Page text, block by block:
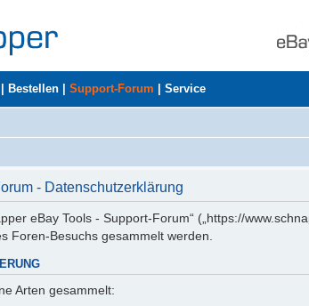
Bestellen Support-Forum Service
- Datenschutzerklärung
eBay Tools - Support-Forum“ („https://
Foren-Besuchs gesammelt werden.
Arten gesammelt: